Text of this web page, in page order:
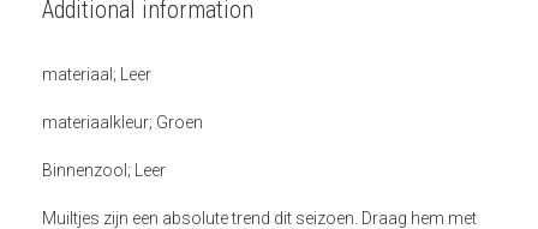
Additional information
materiaal; Leer
materiaalkleur; Groen
Binnenzool; Leer
Muiltjes zijn een absolute trend dit seizoen. Draag hem met